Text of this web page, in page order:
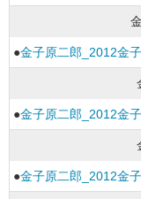
●金子原二郎_2012金
●金子原二郎_2012金
●金子原二郎_2012金